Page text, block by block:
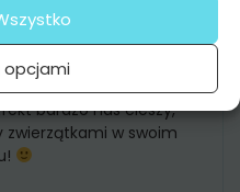
opcjami
doradztwo i
bardzo nas cieszy,
w swoim